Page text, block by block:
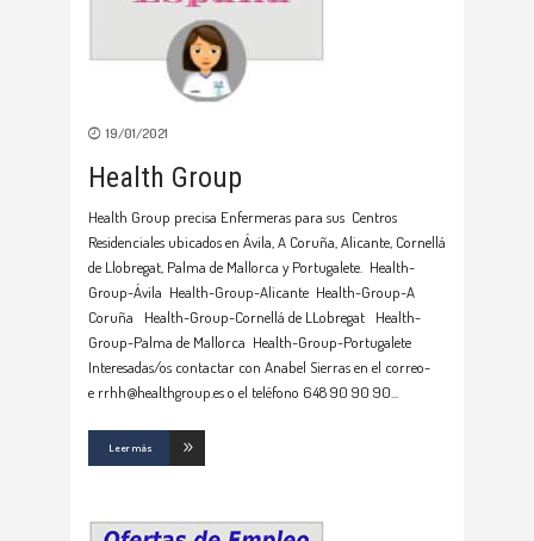
19/01/2021
Health Group
Health Group precisa Enfermeras para sus Centros
Residenciales ubicados en Ávila, A Coruña, Alicante, Cornellá
de Llobregat, Palma de Mallorca y Portugalete. Health-
Group-Ávila Health-Group-Alicante Health-Group-A
Coruña Health-Group-Cornellá de LLobregat Health-
Group-Palma de Mallorca Health-Group-Portugalete
Interesadas/os contactar con Anabel Sierras en el correo-
e rrhh@healthgroup.es o el teléfono 648 90 90 90
Leer más